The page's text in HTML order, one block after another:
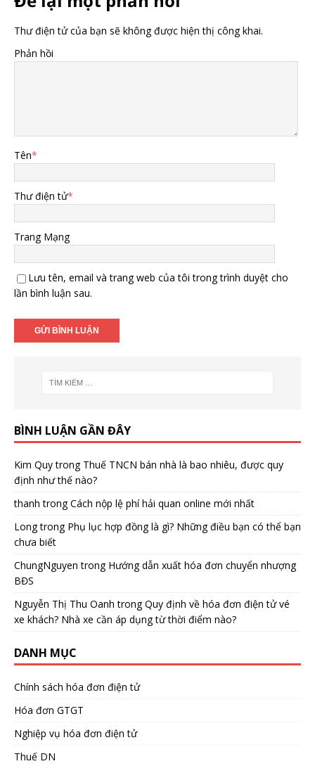
Thư điện tử của bạn sẽ không được hiện thị công khai.
Phản hồi
Tên*
Thư điện tử*
Trang Mạng
Lưu tên, email và trang web của tôi trong trình duyệt cho
lần bình luận sau.
BÌNH LUẬN GẦN ĐÂY
Kim Quytrong Thuế TNCN bán nhà là bao nhiêu, được quy
định như thế nào?
thanh trongCách nộp lệ phí hải quan online mới nhất
Longtrong Phụ lục hợp đồng là gì? Những điều bạn có thể bạn
chưa biết
ChungNguyen trong Hướng dẫn xuất hóa đơn chuyển nhượng
BĐS
Nguyễn Thị Thu Oanh trongQuy định về hóa đơn điện tử vé
xe khách? Nhà xe cần áp dụng từ thời điểm nào?
DANH MỤC
Chính sách hóa đơn điện tử
Hóa đơn GTGT
Nghiệp vụ hóa đơn điện tử
Thuế DN